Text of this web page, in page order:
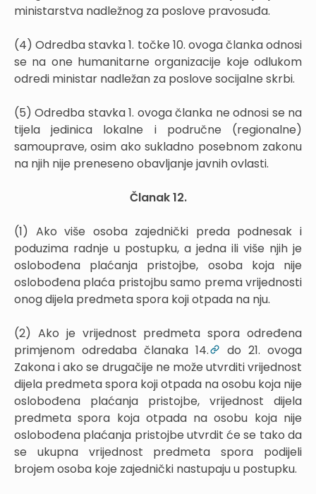
ministarstva nadležnog za poslove pravosuđa.
(4) Odredba stavka 1. točke 10. ovoga članka odnosi
se na one humanitarne organizacije koje odlukom
odredi ministar nadležan za poslove socijalne skrbi.
(5) Odredba stavka 1. ovoga članka ne odnosi se na
tijela jedinica lokalne i područne (regionalne)
samouprave, osim ako sukladno posebnom zakonu
na njih nije preneseno obavljanje javnih ovlasti.
Članak 12.
(1) Ako više osoba zajednički preda podnesak i
poduzima radnje u postupku, a jedna ili više njih je
oslobođena plaćanja pristojbe, osoba koja nije
oslobođena plaća pristojbu samo prema vrijednosti
onog dijela predmeta spora koji otpada na nju.
(2) Ako je vrijednost predmeta spora određena
primjenom odredaba članaka 14.
do 21. ovoga
Zakona i ako se drugačije ne može utvrditi vrijednost
dijela predmeta spora koji otpada na osobu koja nije
oslobođena plaćanja pristojbe, vrijednost dijela
predmeta spora koja otpada na osobu koja nije
oslobođena plaćanja pristojbe utvrdit će se tako da
se ukupna vrijednost predmeta spora podijeli
brojem osoba koje zajednički nastupaju u postupku.